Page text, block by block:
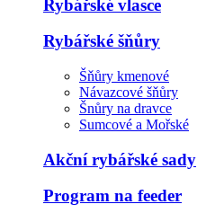
Rybářské vlasce
Rybářské šňůry
Šňůry kmenové
Návazcové šňůry
Šnůry na dravce
Sumcové a Mořské
Akční rybářské sady
Program na feeder